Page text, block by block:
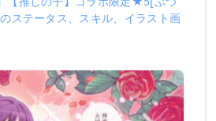
ステータス、スキル、イラスト画